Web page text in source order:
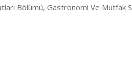
Bölümü, Gastronomi Ve Mutfak